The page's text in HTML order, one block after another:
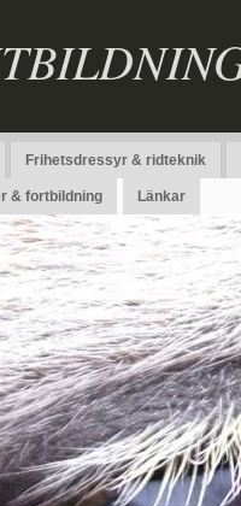
Frihetsdressyr & ridteknik
& fortbildning Länkar